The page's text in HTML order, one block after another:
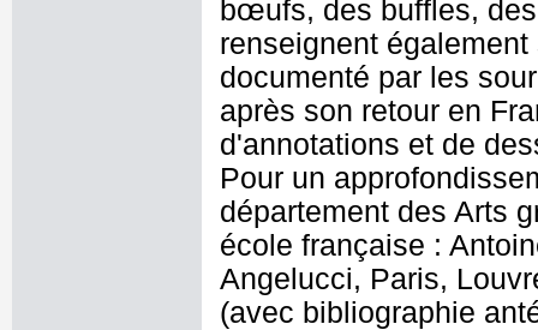
bœufs, des buffles,
renseignent
documenté par les
après son retour en
d'annotations et de
Pour un
département des Arts
école française :
Angelucci, Paris,
(avec bibliographie